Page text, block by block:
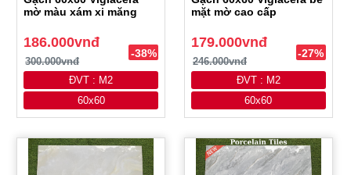
mờ màu xám xi măng
186.000vnđ
300.000vnđ
-38%
ĐVT : M2
60x60
mặt mờ cao cấp
179.000vnđ
246.000vnđ
-27%
ĐVT : M2
60x60